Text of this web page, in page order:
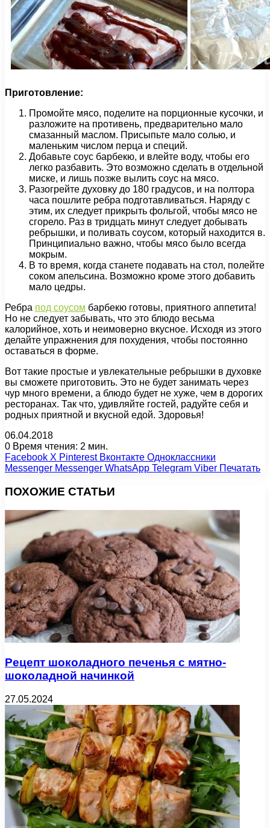
Приготовление:
Промойте мясо, поделите на порционные кусочки, и
разложите на противень, предварительно мало
смазанный маслом. Присыпьте мало солью, и
маленьким числом перца и специй.
Добавьте соус барбекю, и влейте воду, чтобы его
легко разбавить. Это возможно сделать в отдельной
миске, и лишь позже вылить соус на мясо.
Разогрейте духовку до 180 градусов, и на полтора
часа пошлите ребра подготавливаться. Наряду с
этим, их следует прикрыть фольгой, чтобы мясо не
сгорело. Раз в тридцать минут следует добывать
ребрышки, и поливать соусом, который находится в.
Принципиально важно, чтобы мясо было всегда
мокрым.
В то время, когда станете подавать на стол, полейте
соком апельсина. Возможно кроме этого добавить
мало цедры.
Ребра под соусом барбекю готовы, приятного аппетита!
Но не следует забывать, что это блюдо весьма
калорийное, хоть и неимоверно вкусное. Исходя из этого
делайте упражнения для похудения, чтобы постоянно
оставаться в форме.
Вот такие простые и увлекательные ребрышки в духовке
вы сможете приготовить. Это не будет занимать через
чур много времени, а блюдо будет не хуже, чем в дорогих
ресторанах. Так что, удивляйте гостей, радуйте себя и
родных приятной и вкусной едой. Здоровья!
06.04.2018
0 Время чтения: 2 мин.
Facebook X Pinterest Вконтакте Одноклассники
Messenger Messenger WhatsApp Telegram Viber Печатать
ПОХОЖИЕ СТАТЬИ
Рецепт шоколадного печенья с мятно-
шоколадной начинкой
27.05.2024